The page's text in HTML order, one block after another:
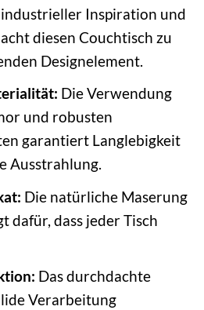
Inspiration und
diesen Couchtisch zu
Designelement.
Die Verwendung
und robusten
garantiert Langlebigkeit
Ausstrahlung.
Die natürliche Maserung
dafür, dass jeder Tisch
Das durchdachte
Verarbeitung